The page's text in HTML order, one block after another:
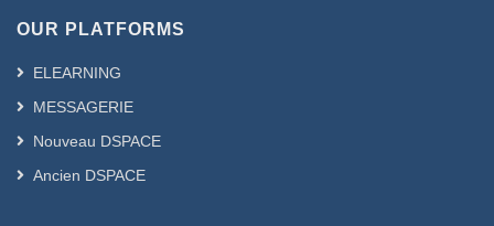
OUR PLATFORMS
ELEARNING
MESSAGERIE
Nouveau DSPACE
Ancien DSPACE